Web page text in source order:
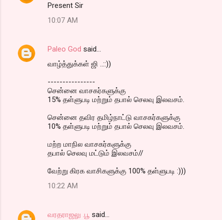
Present Sir
10:07 AM
Paleo God said…
வாழ்த்துக்கள் ஜி ..::))
----------------
சென்னை வாசகர்களுக்கு
15% தள்ளுபடி மற்றும் தபால் செலவு இலவசம்.
சென்னை தவிர தமிழ்நாட்டு வாசகர்களுக்கு
10% தள்ளுபடி மற்றும் தபால் செலவு இலவசம்.
மற்ற மாநில வாசகர்களுக்கு
தபால் செலவு மட்டும் இலவசம்//
வேற்று கிரக வாசிகளுக்கு 100% தள்ளுபடி :)))
10:22 AM
வரதராஜலு .பூ said…